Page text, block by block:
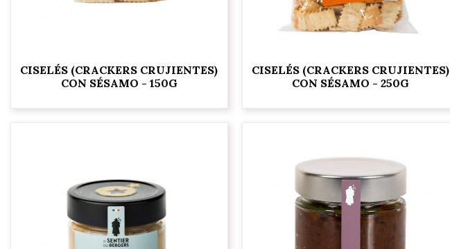
CISELÉS (CRACKERS CRUJIENTES)
CON SÉSAMO - 150G
CISELÉS (CRACKERS CRUJIENTES)
CON SÉSAMO - 250G